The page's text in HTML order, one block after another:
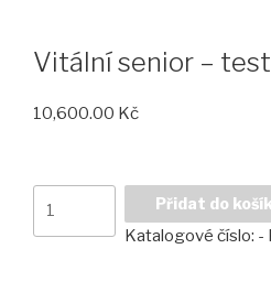
Vitální senior –
10,600.00 Kč
Přidat do
Katalogové číslo: -